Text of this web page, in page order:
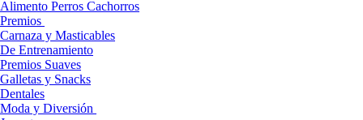
Alimento Perros Cachorros
Premios
Carnaza y Masticables
De Entrenamiento
Premios Suaves
Galletas y Snacks
Dentales
Moda y Diversión